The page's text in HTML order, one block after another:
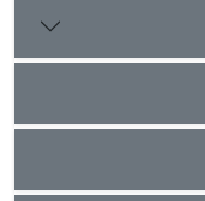
نیز به خود اختصاص داد. تمام
تیمارهای قارچی نیز، غلظت کلروفیل a را نسبت به شاهد به
نتای بیانگر آثار
کلپوره است که در
می‏تواند به مراتب
داشته باشد.